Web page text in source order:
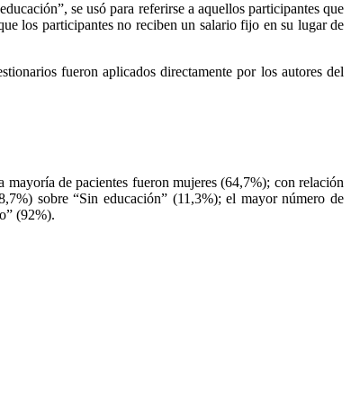
se usó para referirse a aquellos participantes que
los participantes no reciben un salario fijo en su lugar de
fueron aplicados directamente por los autores del
de pacientes fueron mujeres (64,7%); con relación
sobre “Sin educación” (11,3%); el mayor número de
(92%).